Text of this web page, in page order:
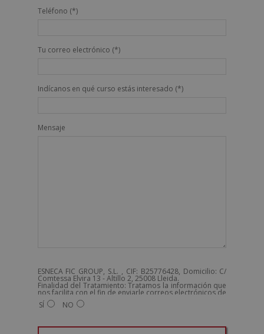
Teléfono (*)
Tu correo electrónico (*)
Indícanos en qué curso estás interesado (*)
Mensaje
ESNECA FIC GROUP, S.L. , CIF: B25776428, Domicilio: C/
Comtessa Elvira 13 - Altillo 2, 25008 Lleida.
Finalidad del Tratamiento: Tratamos la información que
nos facilita con el fin de enviarle correos electrónicos de
tipo comercial relacionado con los productos ofrecidos
y otros tipo de productos que fueran de su interés.
Derechos: Puede ejercitar sus derechos identificándose
SÍ NO